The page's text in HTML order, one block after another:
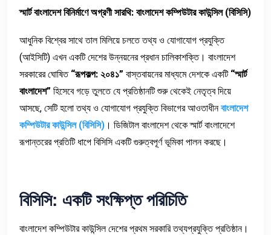
স্মার্ট বাংলাদেশ বিনির্মাণে অগ্রণী সারথি: বাংলাদেশ কম্পিউটার কাউন্সিল(বিসিসি)
আধুনিক বিশ্বের সাথে তাল মিলিয়ে চলতে তথ্য ও যোগাযোগ প্রযুক্তি
(আইসিটি) এখন একটি দেশের উন্নয়নের প্রধান চালিকাশক্তি। বাংলাদেশ
সরকারের ঘোষিত “রূপকল্প: ২০৪১” বাস্তবায়নের মাধ্যমে দেশকে একটি “স্মার্ট
বাংলাদেশ” হিসেবে গড়ে তুলতে যে প্রতিষ্ঠানটি শুরু থেকেই নেতৃত্ব দিয়ে
আসছে, সেটি হলো তথ্য ও যোগাযোগ প্রযুক্তি বিভাগের আওতাধীনবাংলাদেশ
কম্পিউটার কাউন্সিল(বিসিসি) । ডিজিটাল বাংলাদেশ থেকে স্মার্ট বাংলাদেশে
রূপান্তরের প্রতিটি ধাপে বিসিসি একটি গুরুত্বপূর্ণ ভূমিকা পালন করছে।
বিসিসি: একটি সংক্ষিপ্ত পরিচিতি
বাংলাদেশ কম্পিউটার কাউন্সিল দেশের প্রথম সরকারি তথ্যপ্রযুক্তি প্রতিষ্ঠান।